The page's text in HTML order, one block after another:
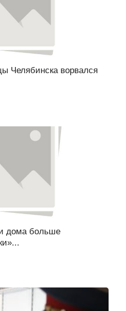
Челябинска ворвался
дома больше